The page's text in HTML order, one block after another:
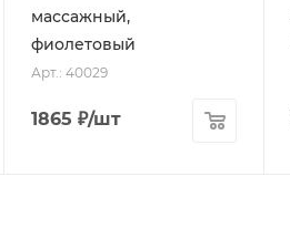
массажный,
фиолетовый
Арт.: 40029
1865 ₽/шт